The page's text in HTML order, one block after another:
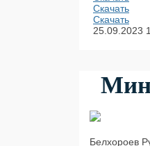
Скачать
Скачать
25.09.2023
Белхороев